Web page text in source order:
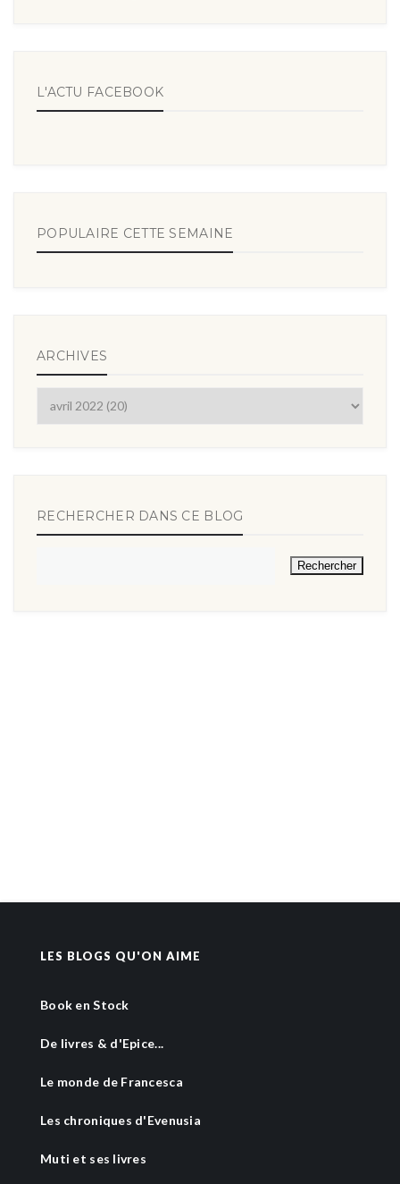
L'ACTU FACEBOOK
POPULAIRE CETTE SEMAINE
ARCHIVES
RECHERCHER DANS CE BLOG
LES BLOGS QU'ON AIME
Book en Stock
De livres & d'Epice...
Le monde de Francesca
Les chroniques d'Evenusia
Muti et ses livres